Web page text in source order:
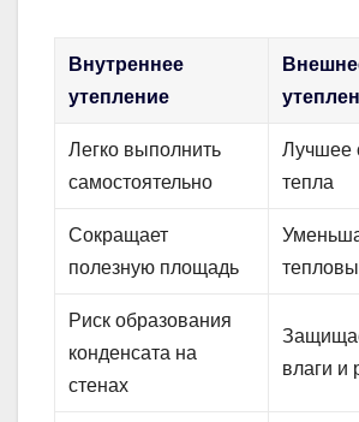
Внутреннее
утепление
Легко выполнить
самостоятельно
Лучшее
тепла
Сокращает
полезную площадь
Риск образования
конденсата на
стенах
влаги и